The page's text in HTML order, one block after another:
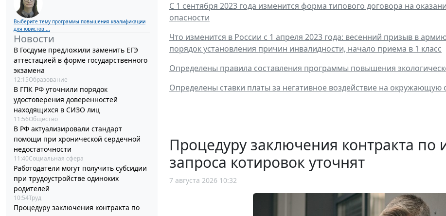
Выберите тему программы повышения квалификации
для юристов ...
Новости
В Госдуме предложили заменить ЕГЭ
аттестацией в форме государственного
экзамена
12:15Образование
В ГПК РФ уточнили порядок
удостоверения доверенностей
находящихся в СИЗО лиц
11:56Общество
В РФ актуализировали стандарт
помощи при хронической сердечной
недостаточности
11:40Социальная сфера
Работодатели могут получить субсидии
при трудоустройстве одиноких
родителей
10:54Труд
Процедуру заключения контракта по
С 1 сентября 2023 года изменится форма типового договора на
опасности
Что изменится в России с 1 апреля 2023 года: весенний призыв в
порядок установления причин инвалидности, начало приема в 1 класс
Определены правила составления программы повышения
Определены ставки платы за негативное воздействие на окружающую
Процедуру заключения контракта по
запроса котировок уточнят
7 августа 2026 10:32